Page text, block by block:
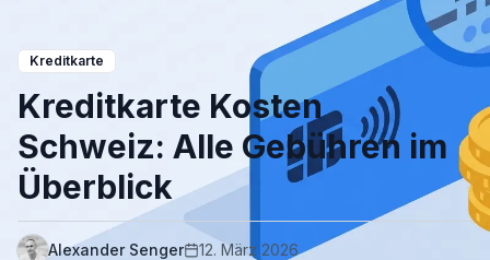
Kreditkarte
Kreditkarte Kosten
Schweiz: Alle Gebühren im
Überblick
Alexander Senger
12. März 2026